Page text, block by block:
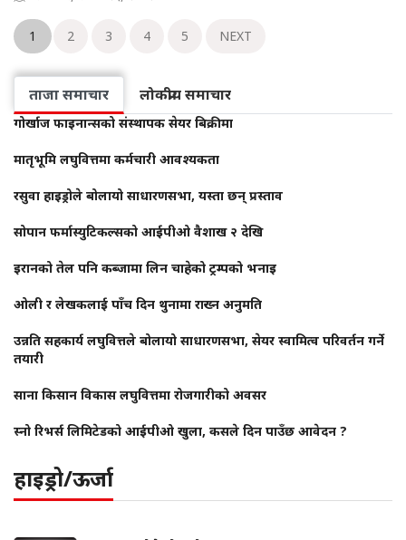
1 2 3 4 5 NEXT
ताजा समाचार लोकप्रीय समाचार
गोर्खाज फाइनान्सको संस्थापक सेयर बिक्रीमा
मातृभूमि लघुवित्तमा कर्मचारी आवश्यकता
रसुवा हाइड्रोले बोलायो साधारणसभा, यस्ता छन् प्रस्ताव
सोपान फर्मास्युटिकल्सको आईपीओ वैशाख २ देखि
इरानको तेल पनि कब्जामा लिन चाहेको ट्रम्पको भनाइ
ओली र लेखकलाई पाँच दिन थुनामा राख्न अनुमति
उन्नति सहकार्य लघुवित्तले बोलायो साधारणसभा, सेयर स्वामित्व परिवर्तन गर्ने
तयारी
साना किसान विकास लघुवित्तमा रोजगारीको अवसर
स्नो रिभर्स लिमिटेडको आईपीओ खुला, कसले दिन पाउँछ आवेदन ?
हाइड्रो/ऊर्जा